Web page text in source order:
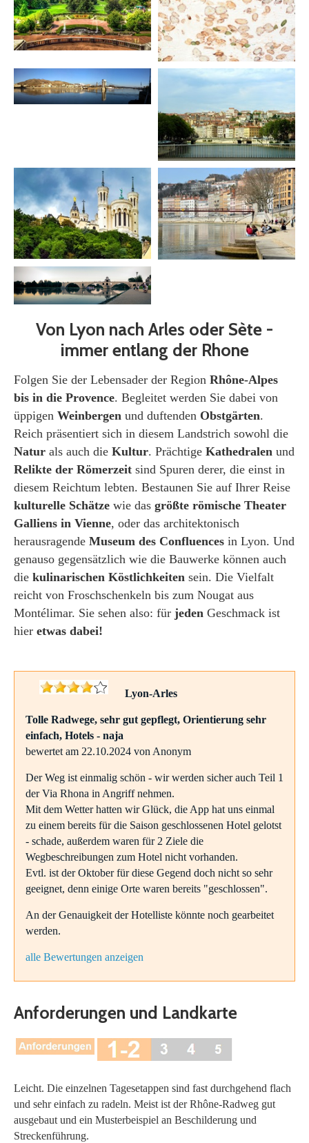
Von Lyon nach Arles oder Sète -
immer entlang der Rhone
Folgen Sie der Lebensader der Region Rhône-Alpes
bis in die Provence. Begleitet werden Sie dabei von
üppigen Weinbergen und duftenden Obstgärten.
Reich präsentiert sich in diesem Landstrich sowohl die
Natur als auch die Kultur. Prächtige Kathedralen und
Relikte der Römerzeit sind Spuren derer, die einst in
diesem Reichtum lebten. Bestaunen Sie auf Ihrer Reise
kulturelle Schätze wie das größte römische Theater
Galliens in Vienne, oder das architektonisch
herausragende Museum des Confluences in Lyon. Und
genauso gegensätzlich wie die Bauwerke können auch
die kulinarischen Köstlichkeiten sein. Die Vielfalt
reicht von Froschschenkeln bis zum Nougat aus
Montélimar. Sie sehen also: für jeden Geschmack ist
hier etwas dabei!
Lyon-Arles
Tolle Radwege, sehr gut gepflegt, Orientierung sehr
einfach, Hotels - naja
bewertet am 22.10.2024 von Anonym
Der Weg ist einmalig schön - wir werden sicher auch Teil 1
der Via Rhona in Angriff nehmen.
Mit dem Wetter hatten wir Glück, die App hat uns einmal
zu einem bereits für die Saison geschlossenen Hotel gelotst
- schade, außerdem waren für 2 Ziele die
Wegbeschreibungen zum Hotel nicht vorhanden.
Evtl. ist der Oktober für diese Gegend doch nicht so sehr
geeignet, denn einige Orte waren bereits "geschlossen".
An der Genauigkeit der Hotelliste könnte noch gearbeitet
werden.
alle Bewertungen anzeigen
Anforderungen und Landkarte
Leicht. Die einzelnen Tagesetappen sind fast durchgehend flach
und sehr einfach zu radeln. Meist ist der Rhône-Radweg gut
ausgebaut und ein Musterbeispiel an Beschilderung und
Streckenführung.